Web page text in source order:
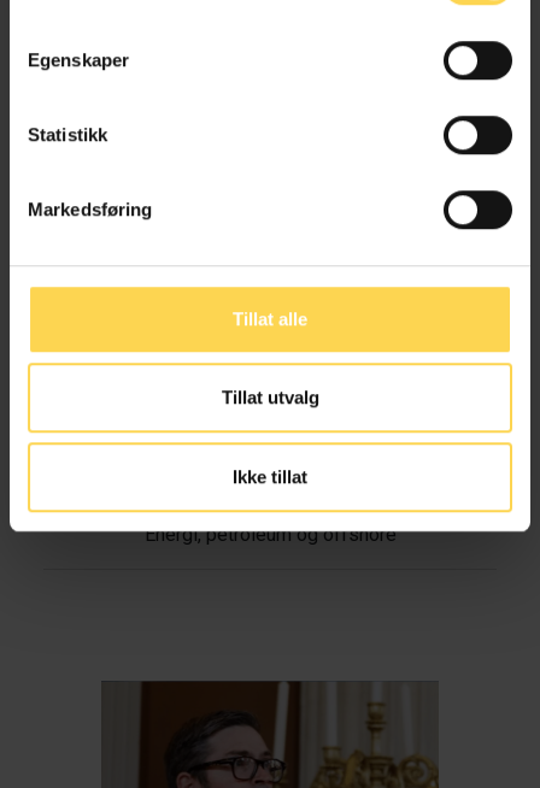
Egenskaper
Statistikk
Markedsføring
Tillat alle
Tillat utvalg
Ikke tillat
Energi, petroleum og offshore